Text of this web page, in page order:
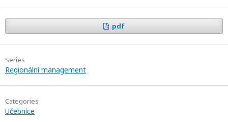
pdf
Series
Regionální management
Categories
Učebnice